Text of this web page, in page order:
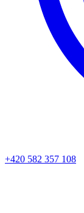
+420 582 357 108